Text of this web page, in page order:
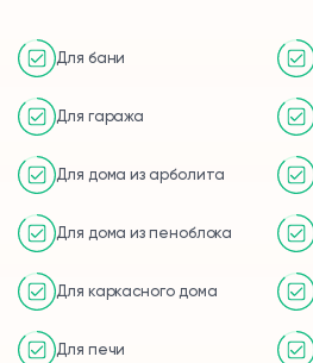
Для бани
Для гаража
Для дома из арболита
Для дома из пеноблока
Для каркасного дома
Для печи